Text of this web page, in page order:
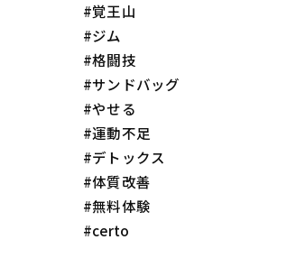
#覚王山
#ジム
#格闘技
#サンドバッグ
#やせる
#運動不足
#デトックス
#体質改善
#無料体験
#certo